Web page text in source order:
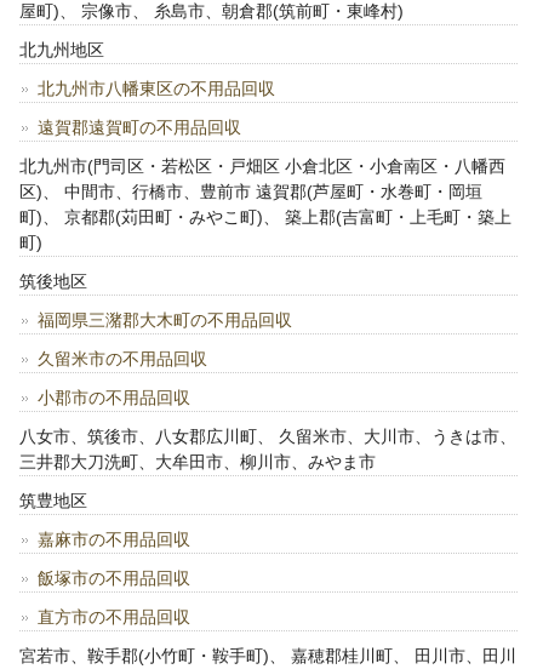
屋町)、 宗像市、 糸島市、朝倉郡(筑前町・東峰村)
北九州地区
北九州市八幡東区の不用品回収
遠賀郡遠賀町の不用品回収
北九州市(門司区・若松区・戸畑区 小倉北区・小倉南区・八幡西
区)、 中間市、行橋市、豊前市 遠賀郡(芦屋町・水巻町・岡垣
町)、 京都郡(苅田町・みやこ町)、 築上郡(吉富町・上毛町・築上
町)
筑後地区
福岡県三潴郡大木町の不用品回収
久留米市の不用品回収
小郡市の不用品回収
八女市、筑後市、八女郡広川町、 久留米市、大川市、うきは市、
三井郡大刀洗町、大牟田市、柳川市、みやま市
筑豊地区
嘉麻市の不用品回収
飯塚市の不用品回収
直方市の不用品回収
宮若市、鞍手郡(小竹町・鞍手町)、 嘉穂郡桂川町、 田川市、田川